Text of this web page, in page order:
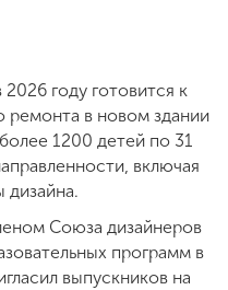
году готовится к
ремонта в новом здании
1200 детей по 31
включая
Союза дизайнеров
программ в
выпускников на